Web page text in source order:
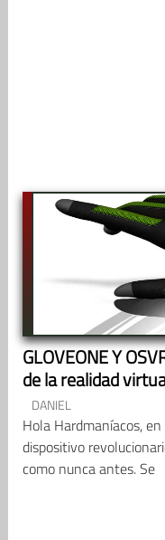
GLOVEONE Y
de la realidad
DANIEL
Hola Hardmaníacos,
dispositivo
como nunca antes. Se